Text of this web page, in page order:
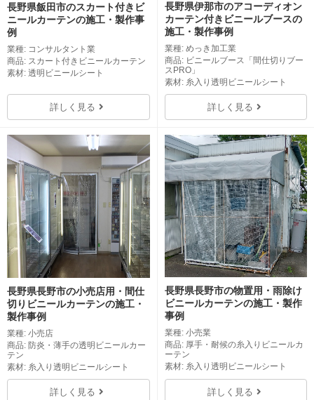
長野県飯田市のスカート付きビ
ニールカーテンの施工・製作事
例
業種: コンサルタント業
商品: スカート付きビニールカーテン
素材: 透明ビニールシート
詳しく見る
長野県伊那市のアコーディオン
カーテン付きビニールブースの
施工・製作事例
業種: めっき加工業
商品: ビニールブース「間仕切りブー
スPRO」
素材: 糸入り透明ビニールシート
詳しく見る
長野県長野市の小売店用・間仕
切りビニールカーテンの施工・
製作事例
業種: 小売店
商品: 防炎・薄手の透明ビニールカー
テン
素材: 糸入り透明ビニールシート
詳しく見る
長野県長野市の物置用・雨除け
ビニールカーテンの施工・製作
事例
業種: 小売業
商品: 厚手・耐候の糸入りビニールカ
ーテン
素材: 糸入り透明ビニールシート
詳しく見る